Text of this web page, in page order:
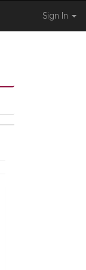
Sign In